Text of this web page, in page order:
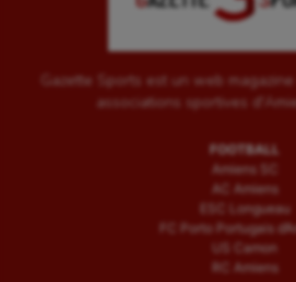
Gazette Sports est un web
associations sportives
FOOTBALL
Amiens SC
AC Amiens
ESC Longueau
FC Porto Portugais
US Camon
RC Amiens